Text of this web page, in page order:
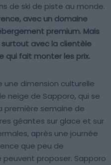
de ski de piste au monde.
avec un domaine
premium. Mais
surtout avec la clientèle
qui fait monter les prix.
une dimension culturelle
neige de Sapporo, qui se
première semaine de
géantes sur glace et sur
après une journée
que peu de
peuvent proposer. Sapporo